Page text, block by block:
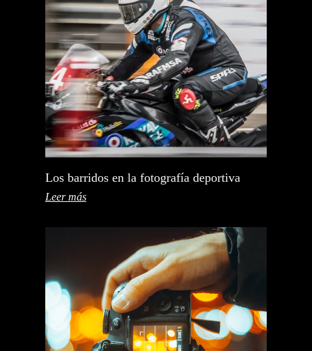
Los barridos en la fotografía deportiva
Leer más